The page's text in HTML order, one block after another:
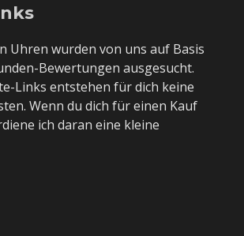
Uhren wurden von uns auf Basis
Bewertungen ausgesucht.
Links entstehen für dich keine
Wenn du dich für einen Kauf
ich daran eine kleine